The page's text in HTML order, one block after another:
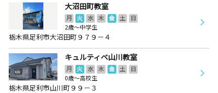
大沼田町教室
月 火 水 木 金 土
日
2歳～中学生
栃木県足利市大沼田町９７９－４
キュルティベ山川教室
月 火 水 木 金 土
日
0歳～高校生
栃木県足利市山川町９９－３